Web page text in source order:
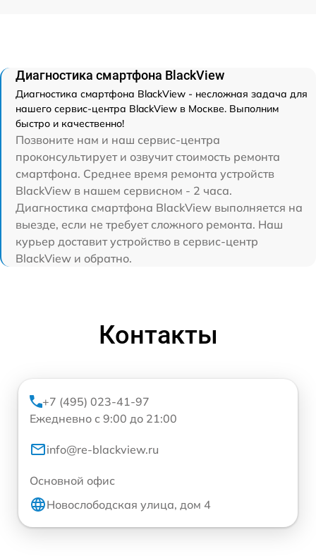
Диагностика смартфона BlackView
Диагностика смартфона BlackView - несложная задача для
нашего сервис-центра BlackView в Москве. Выполним
быстро и качественно!
Позвоните нам и наш сервис-центра
проконсультирует и озвучит стоимость ремонта
смартфона. Среднее время ремонта устройств
BlackView в нашем сервисном - 2 часа.
Диагностика смартфона BlackView выполняется на
выезде, если не требует сложного ремонта. Наш
курьер доставит устройство в сервис-центр
BlackView и обратно.
Контакты
+7 (495) 023-41-97
Ежедневно с 9:00 до 21:00
info@re-blackview.ru
Основной офис
Новослободская улица, дом 4